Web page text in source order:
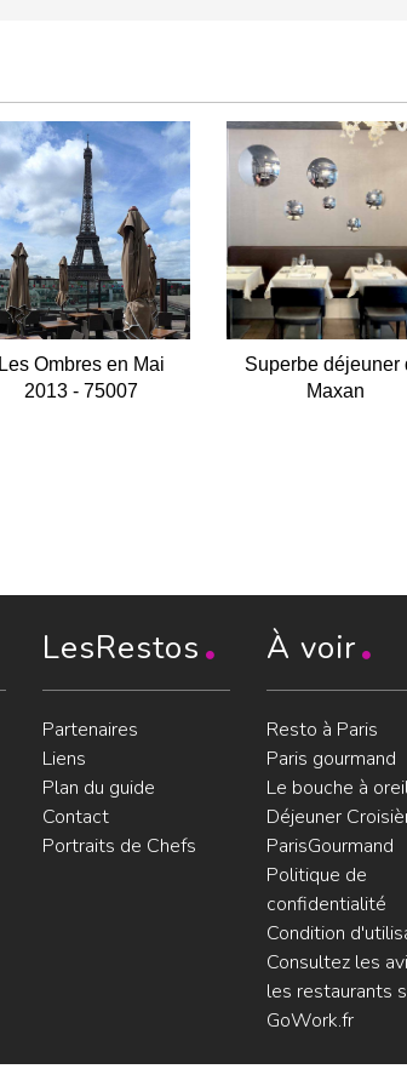
Les Ombres en Mai
2013 - 75007
Superbe déjeuner
Maxan
LesRestos
Partenaires
Liens
Plan du guide
Contact
Portraits de Chefs
À voir
Resto à Paris
Paris gourmand
Le bouche à
Déjeuner
ParisGourmand
Politique de
confidentialité
Condition
Consultez les
les restaurants
GoWork.fr